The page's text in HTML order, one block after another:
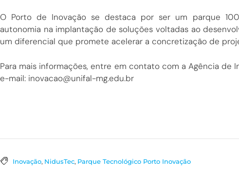
O Porto de Inovação se destaca por ser um parque
autonomia na implantação de soluções voltadas ao
um diferencial que promete acelerar a concretização de
Para mais informações, entre em contato com a Agência de
e-mail: inovacao@unifal-mg.edu.br
Inovação, NidusTec, Parque Tecnológico Porto Inovação